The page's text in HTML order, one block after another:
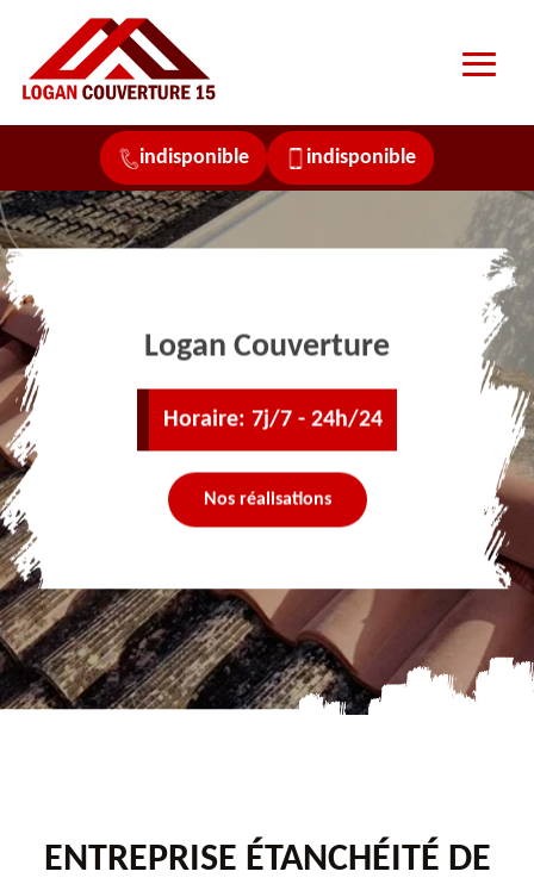
indisponible indisponible
Logan Couverture
Horaire: 7j/7 - 24h/24
Nos réalisations
ENTREPRISE ÉTANCHÉITÉ DE